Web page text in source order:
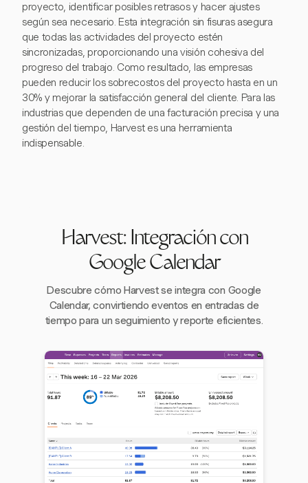
proyecto, identificar posibles retrasos y hacer ajustes
según sea necesario. Esta integración sin fisuras asegura
que todas las actividades del proyecto estén
sincronizadas, proporcionando una visión cohesiva del
progreso del trabajo. Como resultado, las empresas
pueden reducir los sobrecostos del proyecto hasta en un
30% y mejorar la satisfacción general del cliente. Para las
industrias que dependen de una facturación precisa y una
gestión del tiempo, Harvest es una herramienta
indispensable.
Harvest: Integración con
Google Calendar
Descubre cómo Harvest se integra con Google
Calendar, convirtiendo eventos en entradas de
tiempo para un seguimiento y reporte eficientes.